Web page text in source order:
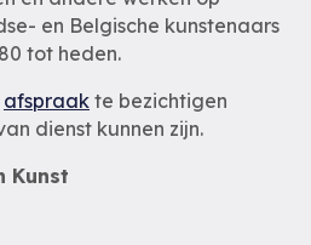
en Belgische kunstenaars
tot heden.
afspraak te bezichtigen
dienst kunnen zijn.
Kunst